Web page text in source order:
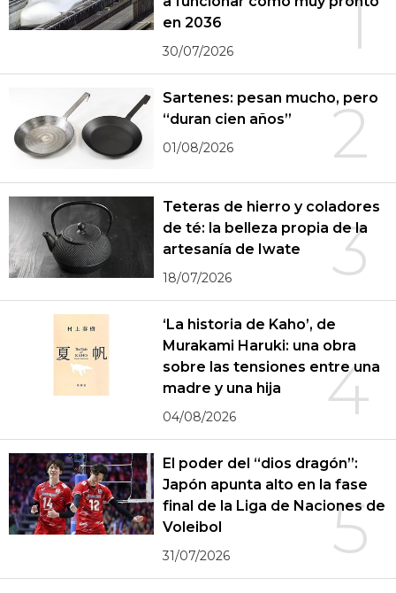
1
en 2036
30/07/2026
2
Sartenes: pesan mucho, pero
“duran cien años”
01/08/2026
3
Teteras de hierro y coladores
de té: la belleza propia de la
artesanía de Iwate
18/07/2026
4
‘La historia de Kaho’, de
Murakami Haruki: una obra
sobre las tensiones entre una
madre y una hija
04/08/2026
5
El poder del “dios dragón”:
Japón apunta alto en la fase
final de la Liga de Naciones de
Voleibol
31/07/2026